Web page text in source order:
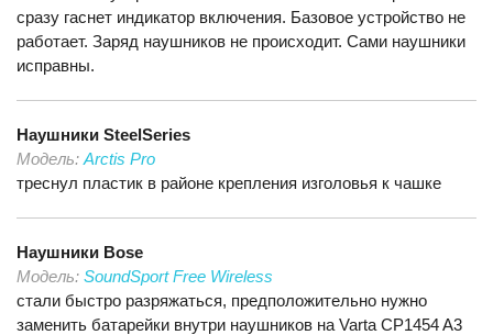
сразу гаснет индикатор включения. Базовое устройство не
работает. Заряд наушников не происходит. Сами наушники
исправны.
Наушники SteelSeries
Модель: Arctis Pro
треснул пластик в районе крепления изголовья к чашке
Наушники Bose
Модель: SoundSport Free Wireless
стали быстро разряжаться, предположительно нужно
заменить батарейки внутри наушников на Varta CP1454 A3